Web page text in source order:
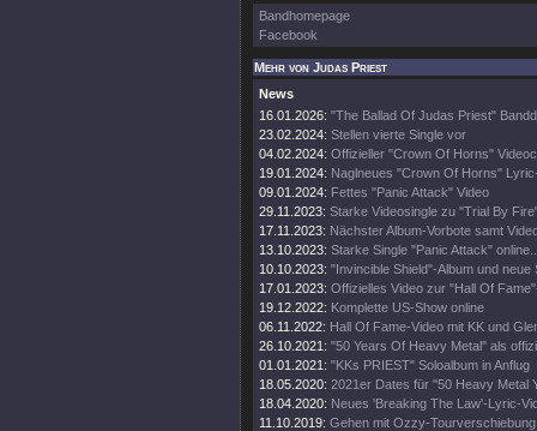
Bandhomepage
Facebook
Mehr von Judas Priest
News
16.01.2026: "The Ballad Of Judas Priest"
23.02.2024: Stellen vierte Single vor
04.02.2024: Offizieller "Crown Of Horns"
19.01.2024: Naglneues "Crown Of Horns"
09.01.2024: Fettes "Panic Attack" Video
29.11.2023: Starke Videosingle zu "Trial By
17.11.2023: Nächster Album-Vorbote samt
13.10.2023: Starke Single "Panic Attack"
10.10.2023: "Invincible Shield"-Album und neue
17.01.2023: Offizielles Video zur "Hall Of
19.12.2022: Komplette US-Show online
06.11.2022: Hall Of Fame-Video mit KK und
26.10.2021: "50 Years Of Heavy Metal" als
01.01.2021: "KKs PRIEST" Soloalbum in Anflug
18.05.2020: 2021er Dates für "50 Heavy Metal
18.04.2020: Neues 'Breaking The Law'-Lyric-
11.10.2019: Gehen mit Ozzy-